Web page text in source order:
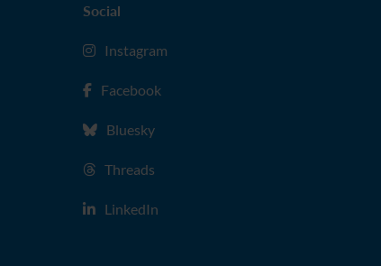
Social
Instagram
Facebook
Bluesky
Threads
LinkedIn